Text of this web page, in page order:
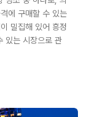
에 구매할 수 있는
밀집해 있어 흥정
있는 시장으로 관